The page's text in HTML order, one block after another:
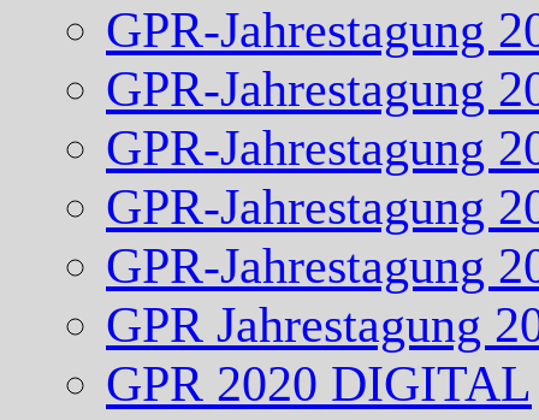
GPR-Jahrestagung
GPR-Jahrestagung
GPR-Jahrestagung
GPR-Jahrestagung
GPR-Jahrestagung
GPR Jahrestagung
GPR 2020 DIGITAL